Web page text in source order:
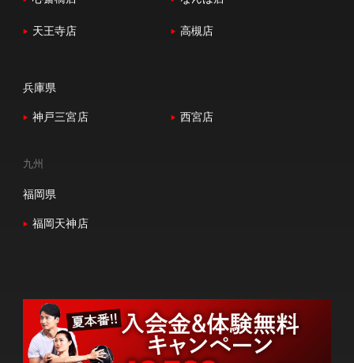
天王寺店 高槻店
兵庫県
神戸三宮店 西宮店
九州
福岡県
福岡天神店